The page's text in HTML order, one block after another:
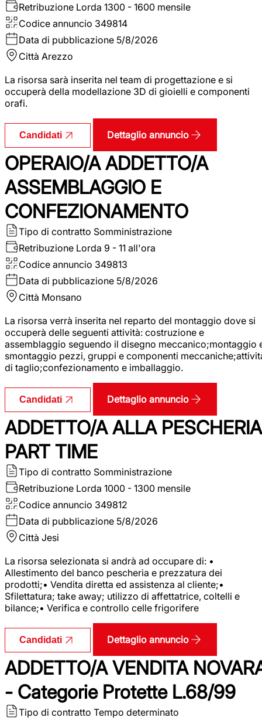
Retribuzione Lorda 1300 - 1600 mensile
Codice annuncio 349814
Data di pubblicazione 5/8/2026
Città Arezzo
La risorsa sarà inserita nel team di progettazione e si
occuperà della modellazione 3D di gioielli e componenti
orafi.
Candidati Dettaglio annuncio
OPERAIO/A ADDETTO/A
ASSEMBLAGGIO E
CONFEZIONAMENTO
Tipo di contratto Somministrazione
Retribuzione Lorda 9 - 11 all'ora
Codice annuncio 349813
Data di pubblicazione 5/8/2026
Città Monsano
La risorsa verrà inserita nel reparto del montaggio dove si
occuperà delle seguenti attività: costruzione e
assemblaggio seguendo il disegno meccanico;montaggio
smontaggio pezzi, gruppi e componenti
di taglio;confezionamento e imballaggio.
Candidati Dettaglio annuncio
ADDETTO/A ALLA PESCHERIA
PART TIME
Tipo di contratto Somministrazione
Retribuzione Lorda 1000 - 1300 mensile
Codice annuncio 349812
Data di pubblicazione 5/8/2026
Città Jesi
La risorsa selezionata si andrà ad occupare di: •
Allestimento del banco pescheria e prezzatura dei
prodotti;• Vendita diretta ed assistenza al cliente;•
Sfilettatura; take away; utilizzo di affettatrice, coltelli e
bilance;• Verifica e controllo celle frigorifere
Candidati Dettaglio annuncio
ADDETTO/A VENDITA
- Categorie Protette L.68/99
Tipo di contratto Tempo determinato